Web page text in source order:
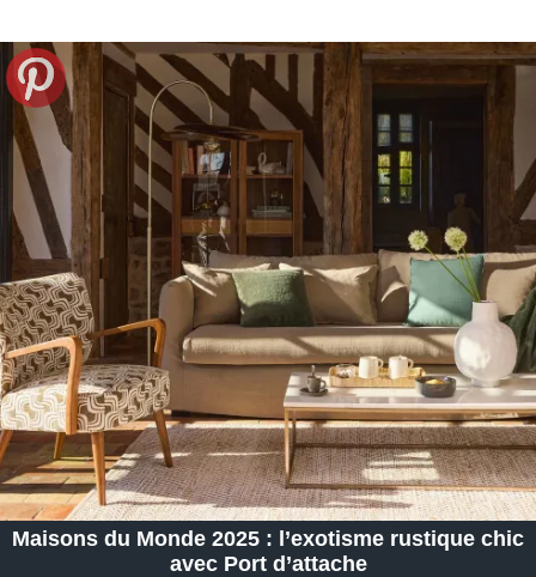
Maisons du Monde 2025 : l’exotisme rustique chic
avec Port d’attache